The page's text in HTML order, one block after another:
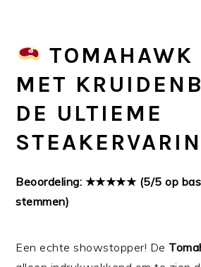
TOMAHAWK
MET
DE ULTIEME
Beoordeling: ★★★★★ (5/5 op
stemmen)
Een echte showstopper! De